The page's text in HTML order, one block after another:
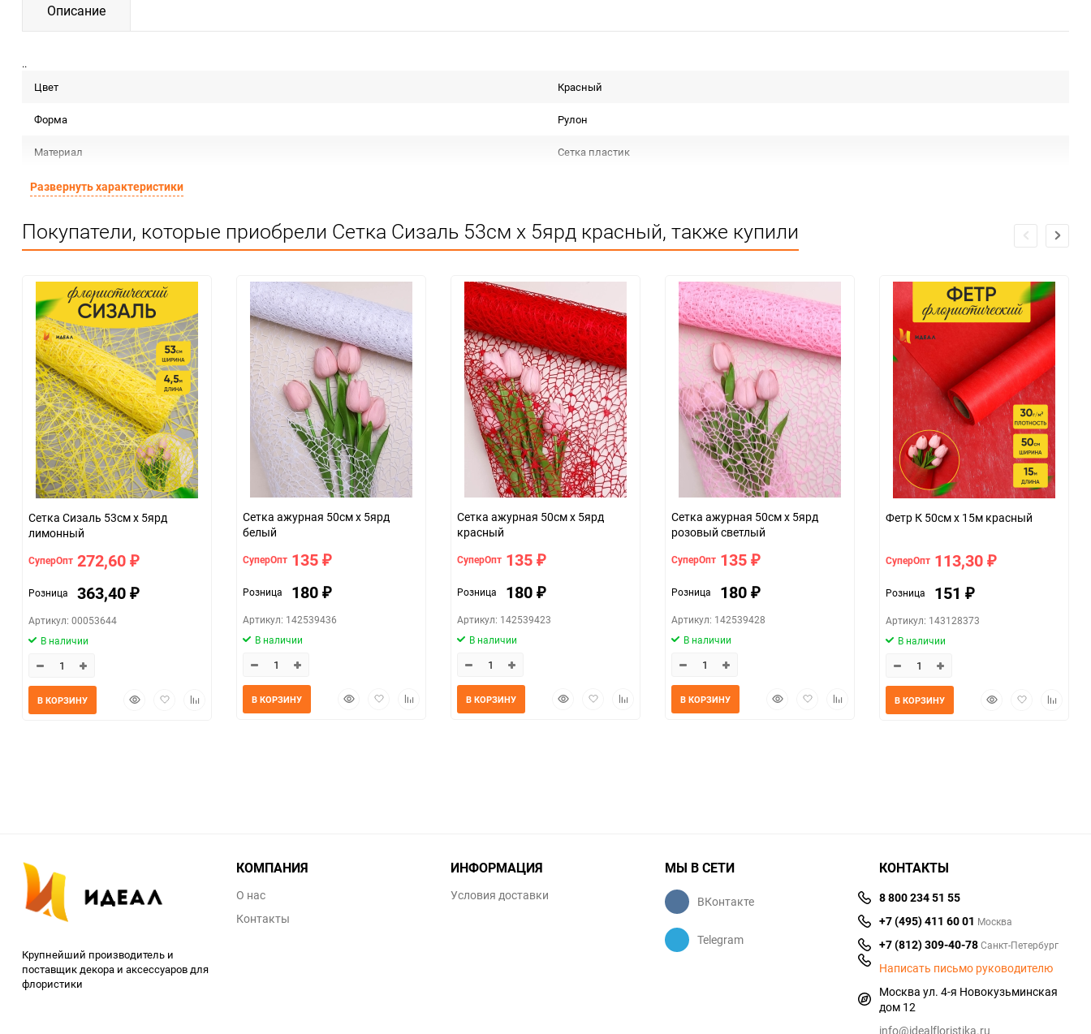
Описание
..
Цвет
Красный
Форма Рулон
Материал Сетка пластик
Срок годности
Сертификация Не подлежит сертификации
Особые условия Особых условий не требует
Минимальное количество 1
Количество в коробке 20
Единица измерения шт
ЦветНоменклатуры красный
Развернуть характеристики
Покупатели, которые приобрели Сетка Сизаль 53см х 5ярд красный, также купили
Сетка Сизаль 53см х 5ярд
лимонный
СуперОпт 272,60 ₽
Розница 363,40 ₽
Артикул: 00053644
В наличии
БыстрыйДобавитьДобавить
В КОРЗИНУ
Сетка ажурная 50см х 5ярд
белый
СуперОпт 135 ₽
Розница 180 ₽
Артикул: 142539436
В наличии
БыстрыйДобавитьДобавить
В КОРЗИНУ
Сетка ажурная 50см х 5ярд
красный
СуперОпт 135 ₽
Розница 180 ₽
Артикул: 142539423
В наличии
БыстрыйДобавитьДобавить
В КОРЗИНУ
Сетка ажурная 50см х 5ярд
розовый светлый
СуперОпт 135 ₽
Розница 180 ₽
Артикул: 142539428
В наличии
БыстрыйДобавитьДобавить
В КОРЗИНУ
Фетр К 50см х 15м красный
СуперОпт 113,30 ₽
Розница 151 ₽
Артикул: 143128373
В наличии
БыстрыйДобавить
В КОРЗИНУ
Крупнейший производитель и
поставщик декора и аксессуаров для
флористики
КОМПАНИЯ
О нас
Контакты
ИНФОРМАЦИЯ
Условия доставки
МЫ В СЕТИ
ВКонтакте
Telegram
КОНТАКТЫ
8 800 234 51 55
+7 (495) 411 60 01 Москва
+7 (812) 309-40-78Санкт-Петербург
Написать письмо руководителю
Москва ул. 4-я Новокузьминская
дом 12
info@idealfloristika.ru